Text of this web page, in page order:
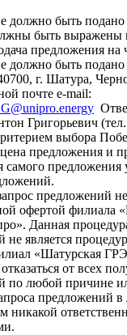
должно быть подано
быть выражены
предложения на
должно быть
г. Шатура,
почте e-mail:
Григорьевич
выбора
предложения и
самого
предложений не
офертой филиала
Данная процедура
не является
«Шатурская
от всех
по любой причине
предложений
никакой